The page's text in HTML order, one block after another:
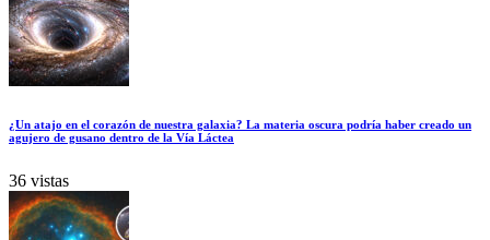
¿Un atajo en el corazón de nuestra galaxia? La materia oscura podría haber creado un
agujero de gusano dentro de la Vía Láctea
36 vistas